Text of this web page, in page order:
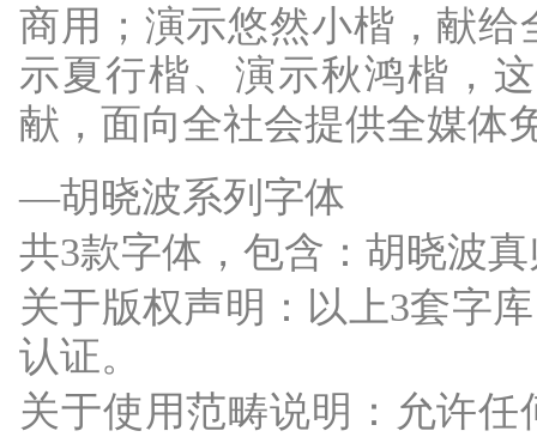
商用；演示悠然小楷，献
示夏行楷、演示秋鸿楷，
献，面向全社会提供全媒体
—胡晓波系列字体
共3款字体，包含：胡晓波
关于版权声明：以上3套字
认证。
关于使用范畴说明：允许